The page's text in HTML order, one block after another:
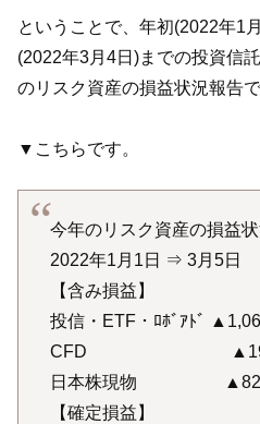
ということで、年初(2022年1
(2022年3月4日)までの投資信
のリスク資産の損益状況報告で
▼こちらです。
今年のリスク資産の損益
2022年1月1日 ⇒ 3月5日
【含み損益】
投信・ETF・ﾛﾎﾞｱﾄﾞ
CFD
日本株現物
【確定損益】